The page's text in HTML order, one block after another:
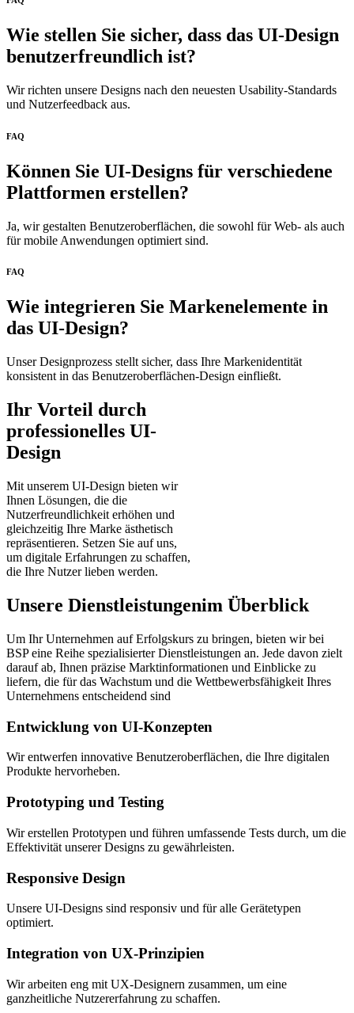
Wie stellen Sie sicher, dass das UI-Design
benutzerfreundlich ist?
Wir richten unsere Designs nach den neuesten Usability-Standards
und Nutzerfeedback aus.
FAQ
Können Sie UI-Designs für verschiedene
Plattformen erstellen?
Ja, wir gestalten Benutzeroberflächen, die sowohl für Web- als auch
für mobile Anwendungen optimiert sind.
FAQ
Wie integrieren Sie Markenelemente in
das UI-Design?
Unser Designprozess stellt sicher, dass Ihre Markenidentität
konsistent in das Benutzeroberflächen-Design einfließt.
Ihr Vorteil durch
professionelles UI-
Design
Mit unserem UI-Design bieten wir
Ihnen Lösungen, die die
Nutzerfreundlichkeit erhöhen und
gleichzeitig Ihre Marke ästhetisch
repräsentieren. Setzen Sie auf uns,
um digitale Erfahrungen zu schaffen,
die Ihre Nutzer lieben werden.
Unsere Dienstleistungenim Überblick
Um Ihr Unternehmen auf Erfolgskurs zu bringen, bieten wir bei
BSP eine Reihe spezialisierter Dienstleistungen an. Jede davon zielt
darauf ab, Ihnen präzise Marktinformationen und Einblicke zu
liefern, die für das Wachstum und die Wettbewerbsfähigkeit Ihres
Unternehmens entscheidend sind
Entwicklung von UI-Konzepten
Wir entwerfen innovative Benutzeroberflächen, die Ihre digitalen
Produkte hervorheben.
Prototyping und Testing
Wir erstellen Prototypen und führen umfassende Tests durch, um die
Effektivität unserer Designs zu gewährleisten.
Responsive Design
Unsere UI-Designs sind responsiv und für alle Gerätetypen
optimiert.
Integration von UX-Prinzipien
Wir arbeiten eng mit UX-Designern zusammen, um eine
ganzheitliche Nutzererfahrung zu schaffen.